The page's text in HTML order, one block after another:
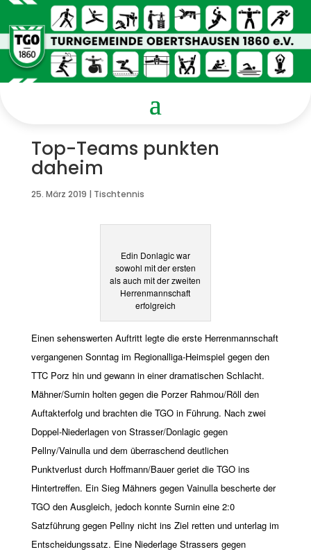
Top-Teams punkten
daheim
25. März 2019 | Tischtennis
Edin Donlagic war
sowohl mit der ersten
als auch mit der zweiten
Herrenmannschaft
erfolgreich
Einen sehenswerten Auftritt legte die erste Herrenmannschaft
vergangenen Sonntag im Regionalliga-Heimspiel gegen den
TTC Porz hin und gewann in einer dramatischen Schlacht.
Mähner/Surnin holten gegen die Porzer Rahmou/Röll den
Auftakterfolg und brachten die TGO in Führung. Nach zwei
Doppel-Niederlagen von Strasser/Donlagic gegen
Pellny/Vainulla und dem überraschend deutlichen
Punktverlust durch Hoffmann/Bauer geriet die TGO ins
Hintertreffen. Ein Sieg Mähners gegen Vainulla bescherte der
TGO den Ausgleich, jedoch konnte Surnin eine 2:0
Satzführung gegen Pellny nicht ins Ziel retten und unterlag im
Entscheidungssatz. Eine Niederlage Strassers gegen